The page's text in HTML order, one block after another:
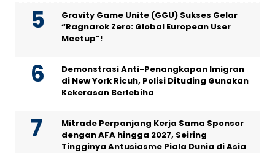
Gravity Game Unite (GGU) Sukses Gelar
“Ragnarok Zero: Global European User
Meetup”!
Demonstrasi Anti-Penangkapan Imigran
di New York Ricuh, Polisi Dituding Gunakan
Kekerasan Berlebiha
Mitrade Perpanjang Kerja Sama Sponsor
dengan AFA hingga 2027, Seiring
Tingginya Antusiasme Piala Dunia di Asia